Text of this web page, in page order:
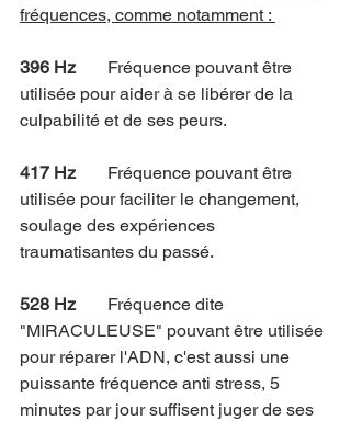
fréquences, comme notamment :
396 Hz
	Fréquence pouvant être
utilisée pour aider à se libérer de la
culpabilité et de ses peurs.
417 Hz
	Fréquence pouvant être
utilisée pour faciliter le changement,
soulage des expériences
traumatisantes du passé.
528 Hz
	Fréquence dite
"MIRACULEUSE" pouvant être utilisée
pour réparer l'ADN, c'est aussi une
puissante fréquence anti stress, 5
minutes par jour suffisent juger de ses